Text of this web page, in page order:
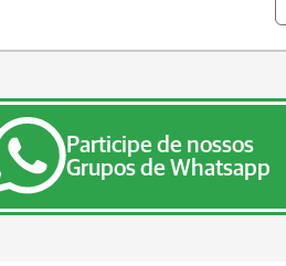
Participe de nossos
Grupos de Whatsapp